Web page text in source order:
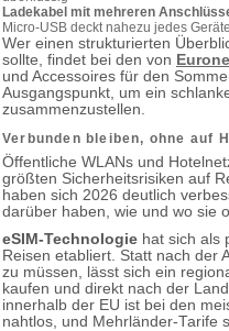
Ladekabel mit mehreren
Micro-USB deckt nahezu jedes
Wer einen strukturierten
sollte, findet bei den von
und Accessoires für den
Ausgangspunkt, um ein
zusammenzustellen.
Verbunden bleiben, ohne auf
Öffentliche WLANs und
größten Sicherheitsrisiken auf
haben sich 2026 deutlich
darüber haben, wie und wo sie
eSIM-Technologie hat sich als
Reisen etabliert. Statt nach der
zu müssen, lässt sich ein
kaufen und direkt nach der
innerhalb der EU ist bei den
nahtlos, und Mehrländer-Tarife